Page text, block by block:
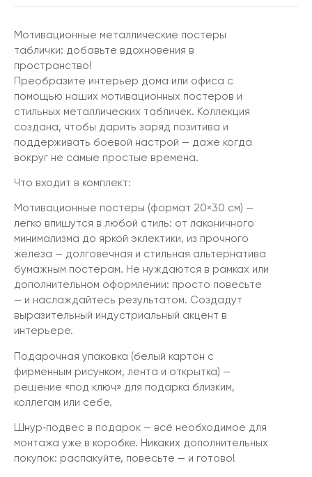
Мотивационные металлические постеры
таблички: добавьте вдохновения в
пространство!
Преобразите интерьер дома или офиса с
помощью наших мотивационных постеров и
стильных металлических табличек. Коллекция
создана, чтобы дарить заряд позитива и
поддерживать боевой настрой — даже когда
вокруг не самые простые времена.
Что входит в комплект:
Мотивационные постеры (формат 20×30 см) —
легко впишутся в любой стиль: от лаконичного
минимализма до яркой эклектики, из прочного
железа — долговечная и стильная альтернатива
бумажным постерам. Не нуждаются в рамках или
дополнительном оформлении: просто повесьте
— и наслаждайтесь результатом. Создадут
выразительный индустриальный акцент в
интерьере.
Подарочная упаковка (белый картон с
фирменным рисунком, лента и открытка) —
решение «под ключ» для подарка близким,
коллегам или себе.
Шнур‑подвес в подарок — всё необходимое для
монтажа уже в коробке. Никаких дополнительных
покупок: распакуйте, повесьте — и готово!